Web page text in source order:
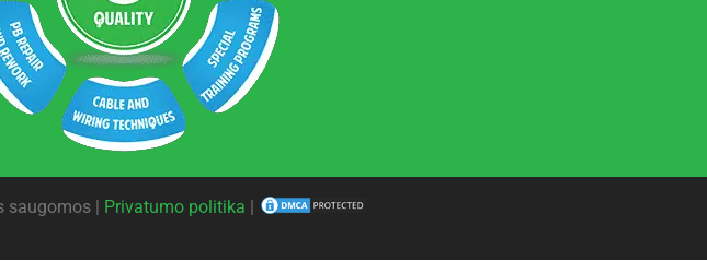
saugomos | Privatumo politika |